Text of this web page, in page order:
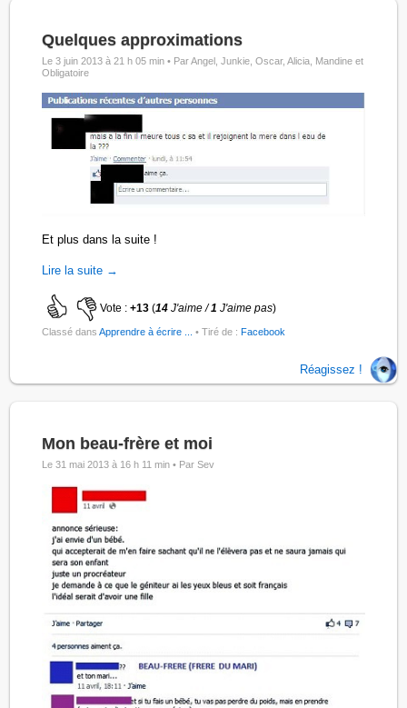
Quelques approximations
Le 3 juin 2013 à 21 h 05 min • Par Angel, Junkie, Oscar, Alicia, Mandine et
Obligatoire
Et plus dans la suite !
Lire la suite →
Vote :+13 (14J'aime /1 J'aime pas)
Classé dansApprendre à écrire ... • Tiré de :Facebook
Réagissez !
Mon beau-frère et moi
Le 31 mai 2013 à 16 h 11 min • Par Sev